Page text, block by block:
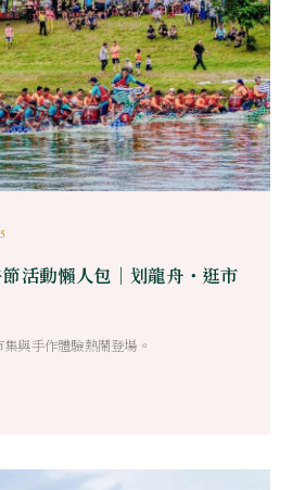
活動懶人包｜划龍舟・逛市
與手作體驗熱鬧登場。